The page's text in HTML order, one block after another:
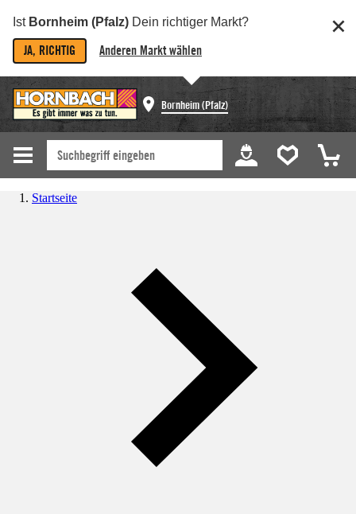
Ist Bornheim (Pfalz) Dein richtiger Markt?
JA, RICHTIG Anderen Markt wählen
Bornheim (Pfalz)
Startseite